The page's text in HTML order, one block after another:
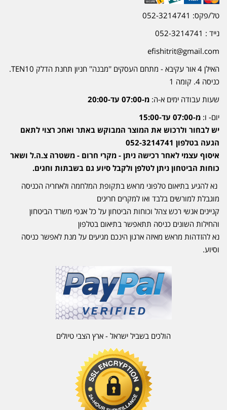
טל/פקס: 052-3214741
נייד : 052-3214741
efishitrit@gmail.com
האילן 4 אור עקיבא - מתחם העסקים ''מבנה'' חניון תחנת הדלק TEN10.
כניסה 4. קומה 1
שעות עבודה ימים א-ה: מ-07:00 עד-20:00
יום- ו: מ-07:00 עד-15:00
יש לבחור ולרכוש את המוצר המבוקש באתר ואחכ רצוי לתאם
הגעה בטלפון 052-3214741
איסוף עצמי לאחר רכישה ניתן - מקרי חרום - משטרה צ.ה.ל ושאר
כוחות הביטחון ניתן לטלפן ולקבל סיוע גם בשבתות וחגים.
נא להגיע בתיאום טלפוני מראש בתקופת המלחמה ולאחריה הכניסה
מוגבלת למורשים בלבד ואו למקרים חריגים
קניינים אנשי רכש צהל וכוחות הביטחון על כל אגפי משרד הביטחון
והחילות השונים כניסה תתאפשר בתיאום בטלפון
נא להזדהות מראש מאיזה ארגון הינכם מגיעים על מנת לאפשר כניסה
וסיוע.
הולכים בשביל ישראל - ארץ הצבי טיולים